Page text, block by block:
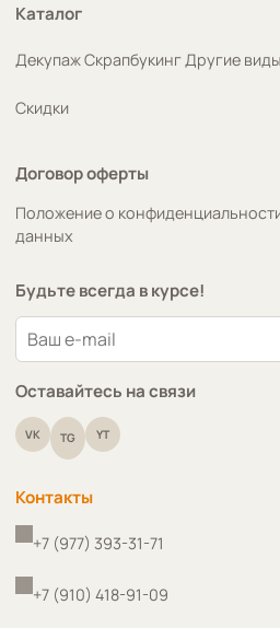
Каталог
ДекупажСкрапбукингДругие
Скидки
Договор оферты
Положение о
данных
Будьте всегда в курсе!
Оставайтесь на связи
VK TG YT
Контакты
+7 (977) 393-31-71
+7 (910) 418-91-09